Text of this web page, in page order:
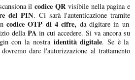
il codice QRvisibile nella pagina e
del PIN. Ci sarà l'autenticazione tramite
codice OTP di 4 cifre, da digitare in un
della PAin cui accedere. Si va ancora su
con la nostra identità digitale. Se è la
dare l'autorizzazione al trattamento